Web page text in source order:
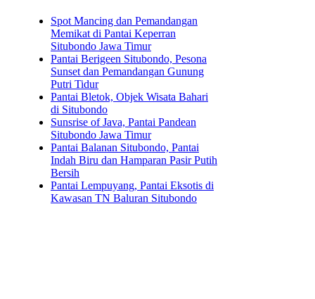
Spot Mancing dan Pemandangan
Memikat di Pantai Keperran
Situbondo Jawa Timur
Pantai Berigeen Situbondo, Pesona
Sunset dan Pemandangan Gunung
Putri Tidur
Pantai Bletok, Objek Wisata Bahari
di Situbondo
Sunsrise of Java, Pantai Pandean
Situbondo Jawa Timur
Pantai Balanan Situbondo, Pantai
Indah Biru dan Hamparan Pasir Putih
Bersih
Pantai Lempuyang, Pantai Eksotis di
Kawasan TN Baluran Situbondo